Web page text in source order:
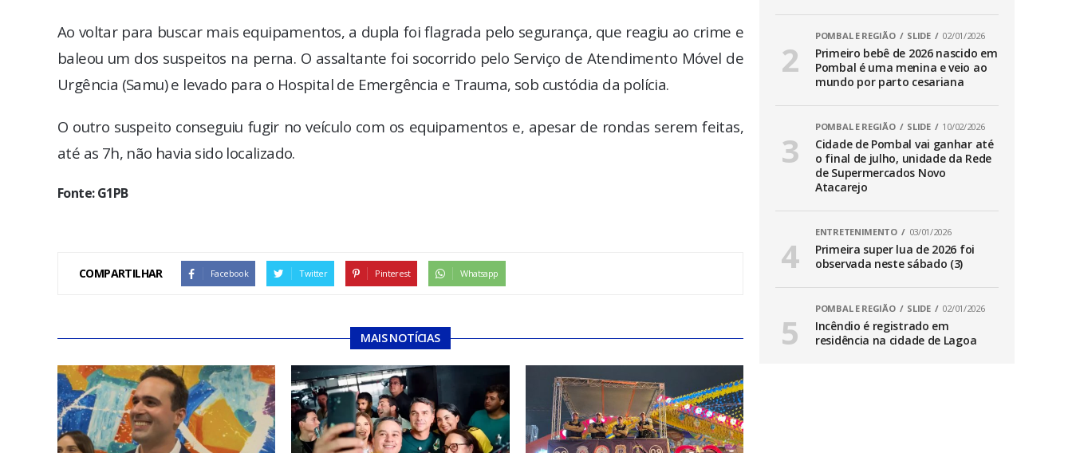
Ao voltar para buscar mais equipamentos, a dupla foi flagrada pelo segurança, que reagiu ao crime e
baleou um dos suspeitos na perna. O assaltante foi socorrido pelo Serviço de Atendimento Móvel de
Urgência (Samu) e levado para o Hospital de Emergência e Trauma, sob custódia da polícia.
O outro suspeito conseguiu fugir no veículo com os equipamentos e, apesar de rondas serem feitas,
até as 7h, não havia sido localizado.
Fonte: G1PB
COMPARTILHAR Facebook Twitter Pinterest Whatsapp
MAIS NOTÍCIAS
POMBAL E REGIÃO SLIDE 02/01/2026
Primeiro bebê de 2026 nascido em
Pombal é uma menina e veio ao
mundo por parto cesariana
POMBAL E REGIÃO SLIDE 10/02/2026
Cidade de Pombal vai ganhar até
o final de julho, unidade da Rede
de Supermercados Novo
Atacarejo
ENTRETENIMENTO 03/01/2026
Primeira super lua de 2026 foi
observada neste sábado (3)
POMBAL E REGIÃO SLIDE 02/01/2026
Incêndio é registrado em
residência na cidade de Lagoa